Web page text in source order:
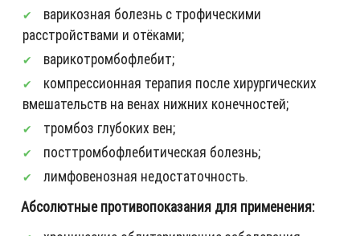
варикозная болезнь с трофическими
расстройствами и отёками;
варикотромбофлебит;
компрессионная терапия после хирургических
вмешательств на венах нижних конечностей;
тромбоз глубоких вен;
посттромбофлебитическая болезнь;
лимфовенозная недостаточность.
Абсолютные противопоказания для применения: